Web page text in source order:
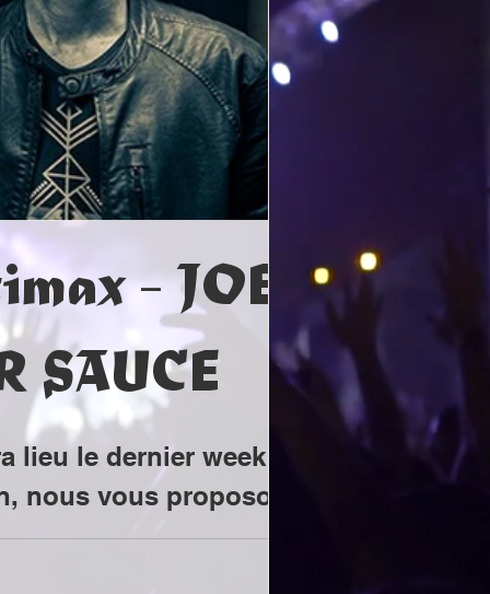
- JOEL
SAUCE
lieu le dernier week end
nous vous proposons
notre nouvelle formule